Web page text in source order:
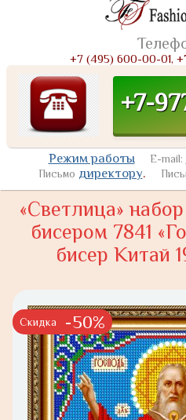
+7 (495) 600-00-01,
+7-
Режим работы E-mail:
Письмо директору.
«Светлица»
бисером 7841
бисер Китай
Скидка -50%